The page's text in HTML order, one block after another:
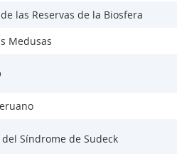
las Reservas de la Biosfera
Medusas
Síndrome de Sudeck